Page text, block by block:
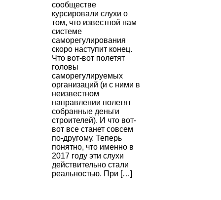
сообществе
курсировали слухи о
том, что известной нам
системе
саморегулирования
скоро наступит конец.
Что вот-вот полетят
головы
саморегулируемых
организаций (и с ними в
неизвестном
направлении полетят
собранные деньги
строителей). И что вот-
вот все станет совсем
по-другому. Теперь
понятно, что именно в
2017 году эти слухи
действительно стали
реальностью. При […]